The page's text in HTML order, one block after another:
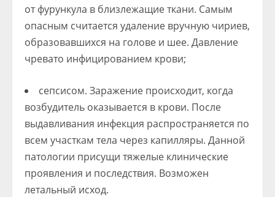
от фурункула в близлежащие ткани. Самым
опасным считается удаление вручную чириев,
образовавшихся на голове и шее. Давление
чревато инфицированием крови;
сепсисом. Заражение происходит, когда
возбудитель оказывается в крови. После
выдавливания инфекция распространяется по
всем участкам тела через капилляры. Данной
патологии присущи тяжелые клинические
проявления и последствия. Возможен
летальный исход.